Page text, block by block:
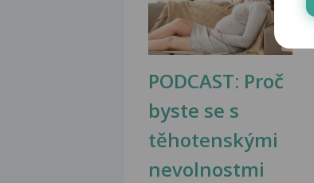
PODCAST: Proč
byste se s
těhotenskými
nevolnostmi